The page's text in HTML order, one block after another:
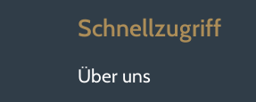
Schnellzugriff
Über uns